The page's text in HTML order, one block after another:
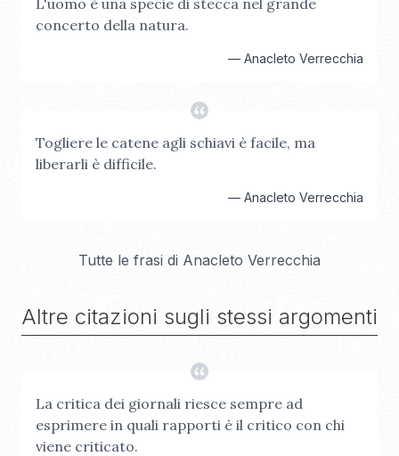
L'uomo è una specie di stecca nel grande
concerto della natura.
— Anacleto Verrecchia
Togliere le catene agli schiavi è facile, ma
liberarli è difficile.
— Anacleto Verrecchia
Tutte le frasi di Anacleto Verrecchia
Altre citazioni sugli stessi argomenti
La critica dei giornali riesce sempre ad
esprimere in quali rapporti è il critico con chi
viene criticato.